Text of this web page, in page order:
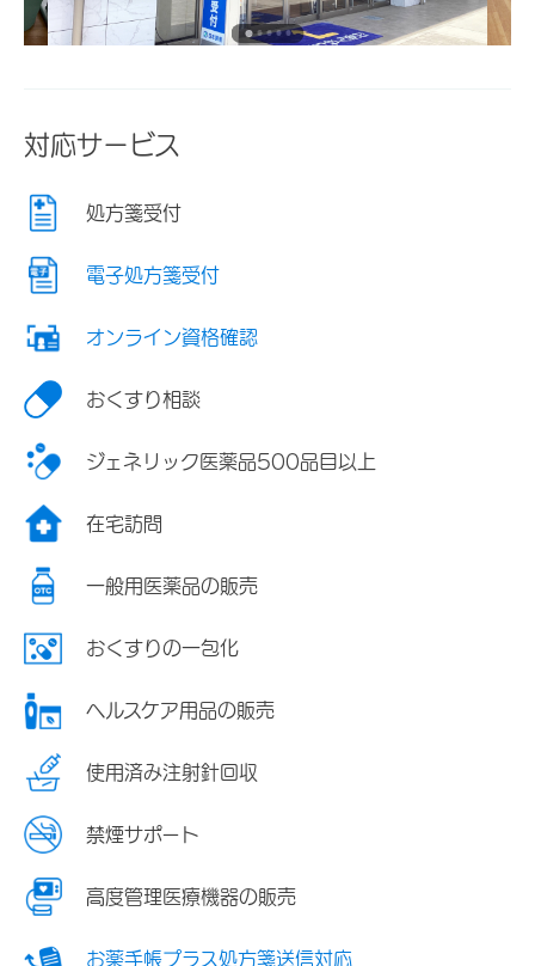
対応サービス
処方箋受付
電子処方箋受付
オンライン資格確認
おくすり相談
ジェネリック医薬品500品目以上
在宅訪問
一般用医薬品の販売
おくすりの一包化
ヘルスケア用品の販売
使用済み注射針回収
禁煙サポート
高度管理医療機器の販売
お薬手帳プラス処方箋送信対応